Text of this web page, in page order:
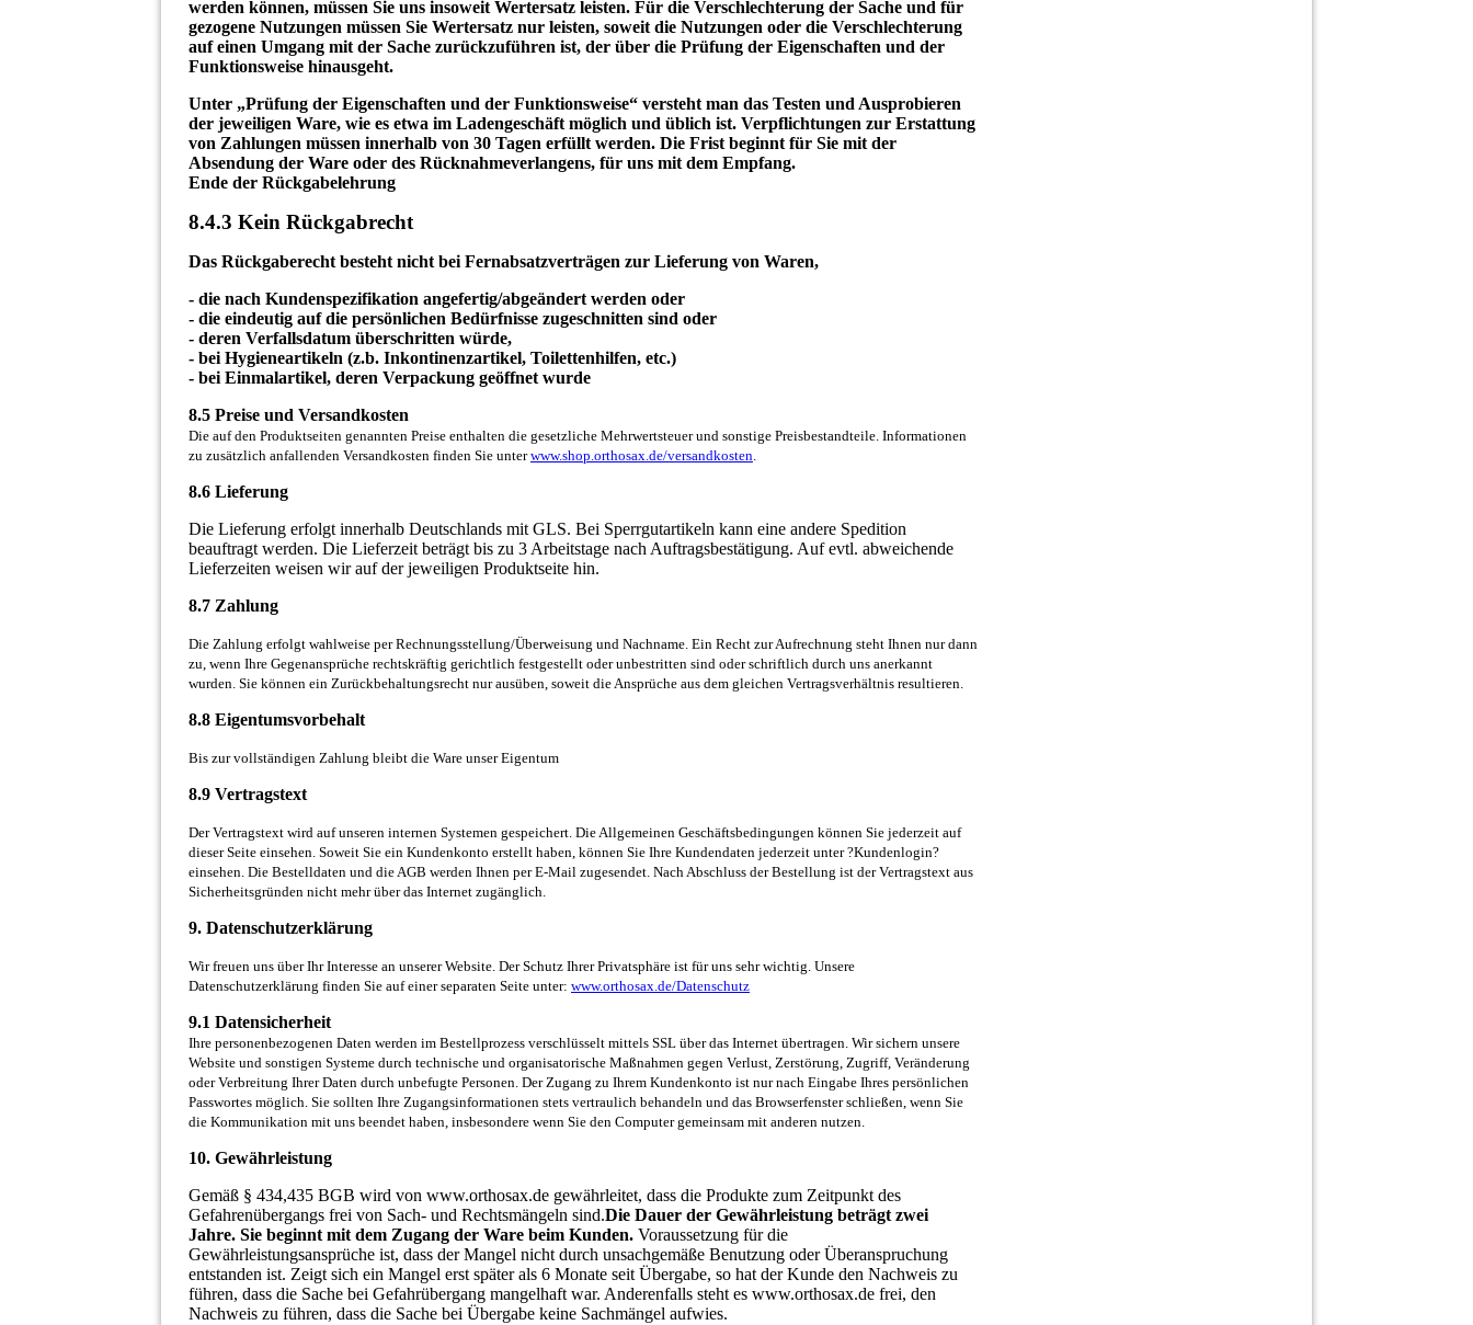
werden können, müssen Sie uns insoweit Wertersatz leisten. Für die Verschlechterung der Sache und für
gezogene Nutzungen müssen Sie Wertersatz nur leisten, soweit die Nutzungen oder die Verschlechterung
auf einen Umgang mit der Sache zurückzuführen ist, der über die Prüfung der Eigenschaften und der
Funktionsweise hinausgeht.
Unter „Prüfung der Eigenschaften und der Funktionsweise“ versteht man das Testen und Ausprobieren
der jeweiligen Ware, wie es etwa im Ladengeschäft möglich und üblich ist. Verpflichtungen zur Erstattung
von Zahlungen müssen innerhalb von 30 Tagen erfüllt werden. Die Frist beginnt für Sie mit der
Absendung der Ware oder des Rücknahmeverlangens, für uns mit dem Empfang.
Ende der Rückgabelehrung
8.4.3 Kein Rückgabrecht
Das Rückgaberecht besteht nicht bei Fernabsatzverträgen zur Lieferung von Waren,
- die nach Kundenspezifikation angefertig/abgeändert werden oder
- die eindeutig auf die persönlichen Bedürfnisse zugeschnitten sind oder
- deren Verfallsdatum überschritten würde,
- bei Hygieneartikeln (z.b. Inkontinenzartikel, Toilettenhilfen, etc.)
- bei Einmalartikel, deren Verpackung geöffnet wurde
8.5 Preise und Versandkosten
Die auf den Produktseiten genannten Preise enthalten die gesetzliche Mehrwertsteuer und sonstige Preisbestandteile. Informationen
zu zusätzlich anfallenden Versandkosten finden Sie unter www.shop.orthosax.de/versandkosten
8.6 Lieferung
Die Lieferung erfolgt innerhalb Deutschlands mit GLS. Bei Sperrgutartikeln kann eine andere Spedition
beauftragt werden. Die Lieferzeit beträgt bis zu 3 Arbeitstage nach Auftragsbestätigung. Auf evtl. abweichende
Lieferzeiten weisen wir auf der jeweiligen Produktseite hin.
8.7 Zahlung
Die Zahlung erfolgt wahlweise per Rechnungsstellung/Überweisung und Nachname. Ein Recht zur Aufrechnung steht Ihnen nur dann
zu, wenn Ihre Gegenansprüche rechtskräftig gerichtlich festgestellt oder unbestritten sind oder schriftlich durch uns anerkannt
wurden. Sie können ein Zurückbehaltungsrecht nur ausüben, soweit die Ansprüche aus dem gleichen Vertragsverhältnis resultieren.
8.8 Eigentumsvorbehalt
Bis zur vollständigen Zahlung bleibt die Ware unser Eigentum
8.9 Vertragstext
Der Vertragstext wird auf unseren internen Systemen gespeichert. Die Allgemeinen Geschäftsbedingungen können Sie jederzeit auf
dieser Seite einsehen. Soweit Sie ein Kundenkonto erstellt haben, können Sie Ihre Kundendaten jederzeit unter ?Kundenlogin?
einsehen. Die Bestelldaten und die AGB werden Ihnen per E-Mail zugesendet. Nach Abschluss der Bestellung ist der Vertragstext aus
Sicherheitsgründen nicht mehr über das Internet zugänglich.
9. Datenschutzerklärung
Wir freuen uns über Ihr Interesse an unserer Website. Der Schutz Ihrer Privatsphäre ist für uns sehr wichtig. Unsere
Datenschutzerklärung finden Sie auf einer separaten Seite unter: www.orthosax.de/Datenschutz
9.1 Datensicherheit
Ihre personenbezogenen Daten werden im Bestellprozess verschlüsselt mittels SSL über das Internet übertragen. Wir sichern unsere
Website und sonstigen Systeme durch technische und organisatorische Maßnahmen gegen Verlust, Zerstörung, Zugriff, Veränderung
oder Verbreitung Ihrer Daten durch unbefugte Personen. Der Zugang zu Ihrem Kundenkonto ist nur nach Eingabe Ihres persönlichen
Passwortes möglich. Sie sollten Ihre Zugangsinformationen stets vertraulich behandeln und das Browserfenster schließen, wenn Sie
die Kommunikation mit uns beendet haben, insbesondere wenn Sie den Computer gemeinsam mit anderen nutzen.
10. Gewährleistung
Gemäß § 434,435 BGB wird von www.orthosax.de gewährleitet, dass die Produkte zum Zeitpunkt des
Gefahrenübergangs frei von Sach- und Rechtsmängeln sind.Die Dauer der Gewährleistung beträgt zwei
Jahre. Sie beginnt mit dem Zugang der Ware beim Kunden. Voraussetzung für die
Gewährleistungsansprüche ist, dass der Mangel nicht durch unsachgemäße Benutzung oder Überanspruchung
entstanden ist. Zeigt sich ein Mangel erst später als 6 Monate seit Übergabe, so hat der Kunde den Nachweis zu
führen, dass die Sache bei Gefahrübergang mangelhaft war. Anderenfalls steht es www.orthosax.de frei, den
Nachweis zu führen, dass die Sache bei Übergabe keine Sachmängel aufwies.